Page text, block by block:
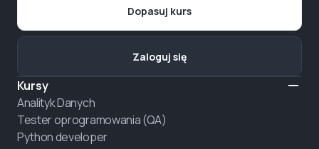
Kursy
Analityk Danych
Tester oprogramowania (QA)
Python developer
Dopasuj kurs
Zaloguj się